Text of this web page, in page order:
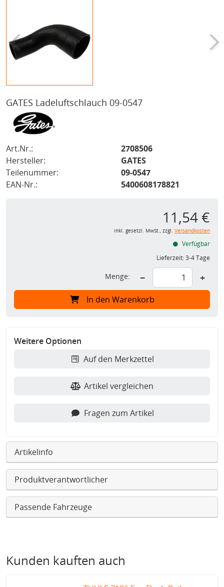
GATES Ladeluftschlauch 09-0547
Art.Nr.:
2708506
Hersteller:
GATES
Teilenummer:
09-0547
EAN-Nr.:
5400608178821
11,54 €
inkl. gesetzl. MwSt., zzgl. Versandkosten
Verfügbar
Lieferzeit:3-4 Tage
Menge: − +
In den Warenkorb
Weitere Optionen
Auf den Merkzettel
Artikel vergleichen
Fragen zum Artikel
Artikelinfo
Produktverantwortlicher
Passende Fahrzeuge
Kunden kauften auch